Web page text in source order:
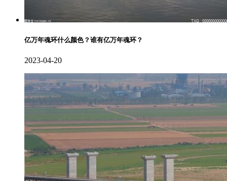
亿万年魂环什么颜色？谁有亿万年魂环？
2023-04-20